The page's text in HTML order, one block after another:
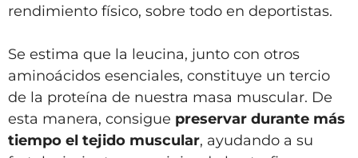
rendimiento físico, sobre todo en deportistas.
Se estima que la leucina, junto con otros
aminoácidos esenciales, constituye un tercio
de la proteína de nuestra masa muscular. De
esta manera, consigue preservar durante más
tiempo el tejido muscular, ayudando a su